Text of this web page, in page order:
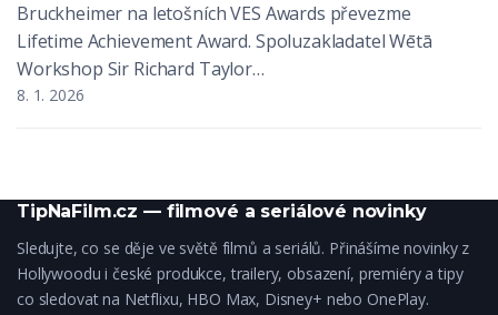
Bruckheimer na letošních VES Awards převezme
Lifetime Achievement Award. Spoluzakladatel Wētā
Workshop Sir Richard Taylor…
8. 1. 2026
TipNaFilm.cz — filmové a seriálové novinky
Sledujte, co se děje ve světě filmů a seriálů. Přinášíme novinky z
Hollywoodu i české produkce, trailery, obsazení, premiéry a tipy
co sledovat na Netflixu, HBO Max, Disney+ nebo OnePlay.